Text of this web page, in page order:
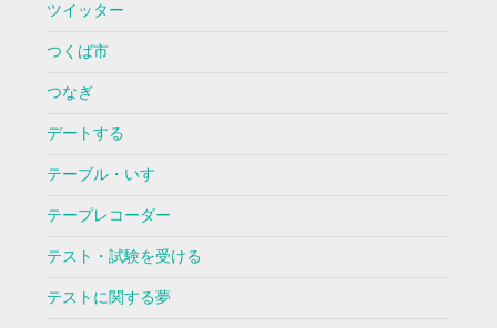
ツイッター
つくば市
つなぎ
デートする
テーブル・いす
テープレコーダー
テスト・試験を受ける
テストに関する夢